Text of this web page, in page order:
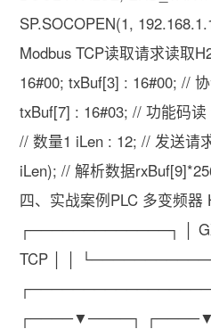
SP.SOCOPEN(1,
Modbus TCP读取请求读取
16#00; txBuf[3] : 16#00; //
txBuf[7] : 16#03; // 功能码
// 数量1 iLen : 12; // 发送请
iLen); // 解析数据
四、实战案例PLC 多变频
┌─────────────┐ │
TCP │ │
┌────▼────┐